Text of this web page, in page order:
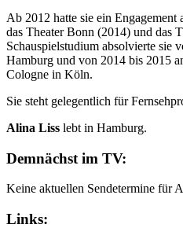
Ab 2012 hatte sie ein
das Theater Bonn (2014) und das
Schauspielstudium absolvierte sie
Hamburg und von 2014 bis 2015
Cologne in Köln.
Sie steht gelegentlich für
Alina Liss lebt in Hamburg.
Demnächst im TV:
Keine aktuellen Sendetermine für
Links: